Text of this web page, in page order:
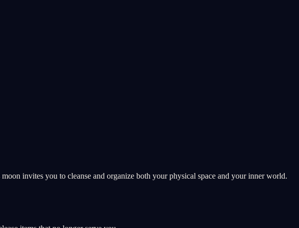
invites you to cleanse and organize both your physical space and your inner world.